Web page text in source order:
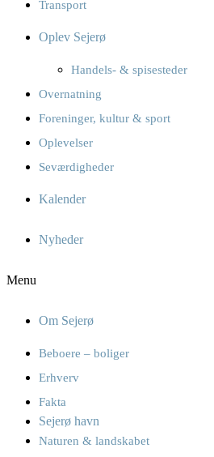
Transport
Oplev Sejerø
Handels- & spisesteder
Overnatning
Foreninger, kultur & sport
Oplevelser
Seværdigheder
Kalender
Nyheder
Menu
Om Sejerø
Beboere – boliger
Erhverv
Fakta
Sejerø havn
Naturen & landskabet